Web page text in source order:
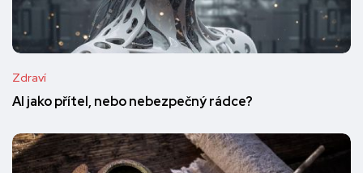
Zdraví
AI jako přítel, nebo nebezpečný rádce?